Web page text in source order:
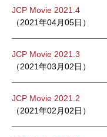
JCP Movie 2021.4
（2021年04月05日）
JCP Movie 2021.3
（2021年03月02日）
JCP Movie 2021.2
（2021年02月02日）